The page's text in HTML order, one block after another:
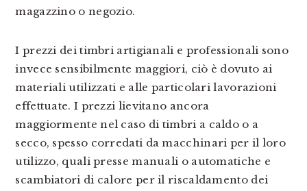
magazzino o negozio.
I prezzi dei timbri artigianali e professionali sono
invece sensibilmente maggiori, ciò è dovuto ai
materiali utilizzati e alle particolari lavorazioni
effettuate. I prezzi lievitano ancora
maggiormente nel caso di timbri a caldo o a
secco, spesso corredati da macchinari per il loro
utilizzo, quali presse manuali o automatiche e
scambiatori di calore per il riscaldamento dei